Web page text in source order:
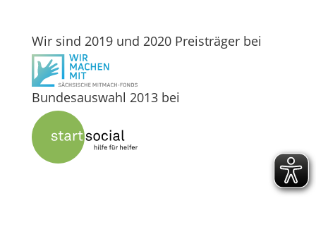
Wir sind 2019 und 2020 Preisträger bei
Bundesauswahl 2013 bei